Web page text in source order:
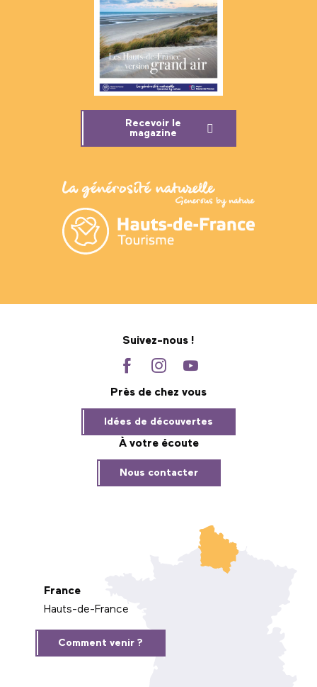
Recevoir le
magazine
Suivez-nous !
Près de chez vous
Idées de découvertes
À votre écoute
Nous contacter
France
Hauts-de-France
Comment venir ?